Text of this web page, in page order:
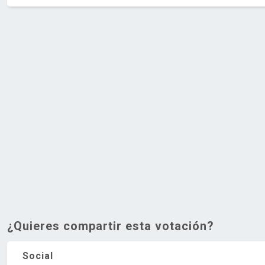
¿Quieres compartir esta votación?
Social